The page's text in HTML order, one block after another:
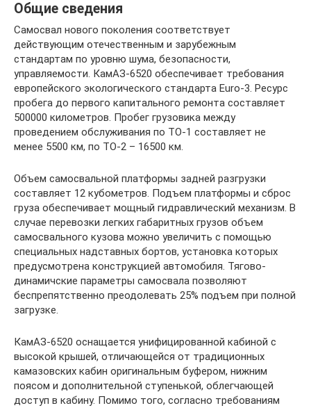
Общие сведения
Самосвал нового поколения соответствует
действующим отечественным и зарубежным
стандартам по уровню шума, безопасности,
управляемости. КамАЗ-6520 обеспечивает требования
европейского экологического стандарта Euro-3. Ресурс
пробега до первого капитального ремонта составляет
500000 километров. Пробег грузовика между
проведением обслуживания по ТО-1 составляет не
менее 5500 км, по ТО-2 – 16500 км.
Объем самосвальной платформы задней разгрузки
составляет 12 кубометров. Подъем платформы и сброс
груза обеспечивает мощный гидравлический механизм. В
случае перевозки легких габаритных грузов объем
самосвального кузова можно увеличить с помощью
специальных надставных бортов, установка которых
предусмотрена конструкцией автомобиля. Тягово-
динамичские параметры самосвала позволяют
беспрепятственно преодолевать 25% подъем при полной
загрузке.
КамАЗ-6520 оснащается унифицированной кабиной с
высокой крышей, отличающейся от традиционных
камазовских кабин оригинальным буфером, нижним
поясом и дополнительной ступенькой, облегчающей
доступ в кабину. Помимо того, согласно требованиям